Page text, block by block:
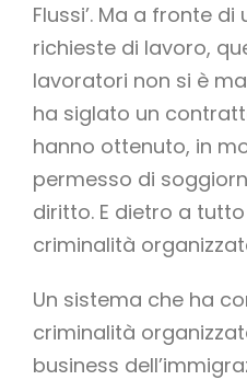
Flussi’. Ma a fronte
richieste di lavoro,
lavoratori non si è
ha siglato un
hanno ottenuto, in
permesso di
diritto. E dietro a
criminalità
Un sistema che ha
criminalità
business